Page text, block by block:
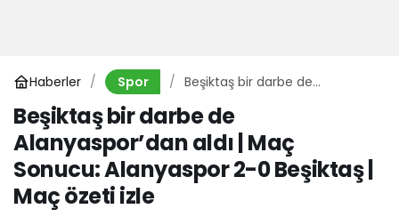
Haberler Spor
Beşiktaş bir darbe de
Sonucu: Alanyaspor 2-0
Beşiktaş | Maç özeti izle
Beşiktaş bir darbe de
Alanyaspor’dan aldı | Maç
Sonucu: Alanyaspor 2-0 Beşiktaş |
Maç özeti izle